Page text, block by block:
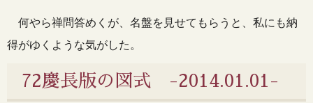
何やら禅問答めくが、名盤を見せてもらうと、私にも納
得がゆくような気がした。
72慶長版の図式 -2014.01.01-